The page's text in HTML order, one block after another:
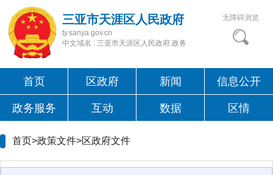
三亚市天涯区人民政府
ty.sanya.gov.cn
中文域名 : 三亚市天涯区人民政府.政务
无障碍浏览
首页 区政府 新闻 信息公开
政务服务 互动 数据 区情
首页>政策文件>区政府文件